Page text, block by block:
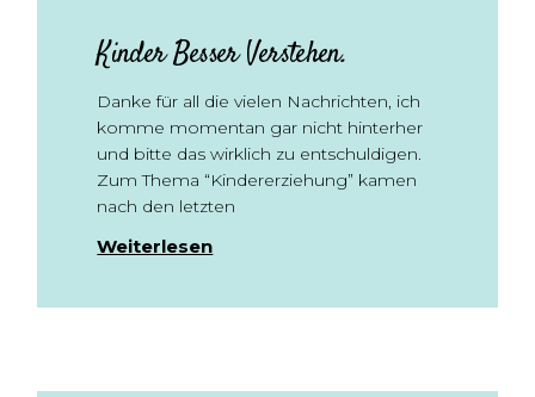
Kinder Besser Verstehen.
Danke für all die vielen Nachrichten, ich
komme momentan gar nicht hinterher
und bitte das wirklich zu entschuldigen.
Zum Thema “Kindererziehung” kamen
nach den letzten
Weiterlesen